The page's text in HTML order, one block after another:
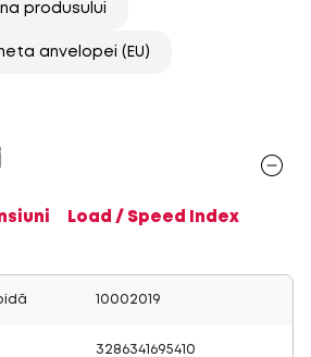
produsului
anvelopei (EU)
Load / Speed Index
10002019
3286341695410